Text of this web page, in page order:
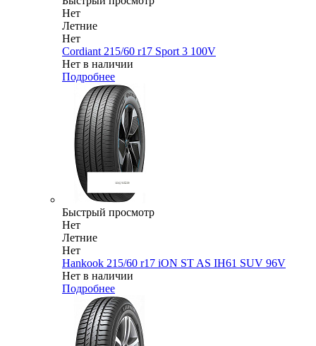
Нет
Летние
Нет
Cordiant 215/60 r17 Sport 3 100V
Нет в наличии
Подробнее
Быстрый просмотр
Нет
Летние
Нет
Hankook 215/60 r17 iON ST AS IH61 SUV 96V
Нет в наличии
Подробнее